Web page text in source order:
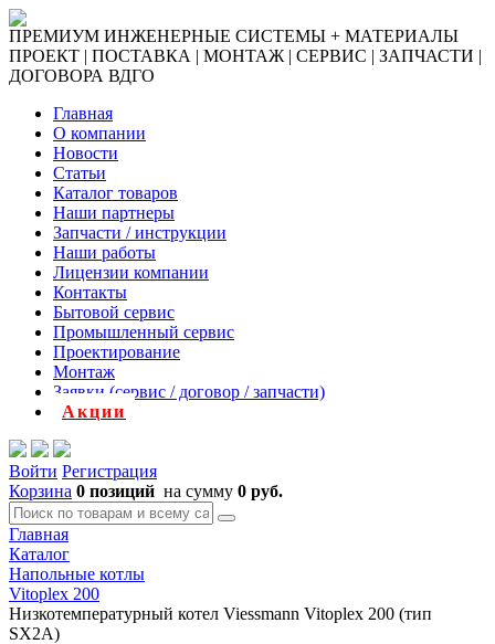
ПРЕМИУМ ИНЖЕНЕРНЫЕ СИСТЕМЫ + МАТЕРИАЛЫ
ПРОЕКТ | ПОСТАВКА | МОНТАЖ | СЕРВИС | ЗАПЧАСТИ |
ДОГОВОРА ВДГО
Главная
О компании
Новости
Статьи
Каталог товаров
Наши партнеры
Запчасти / инструкции
Наши работы
Лицензии компании
Контакты
Бытовой сервис
Промышленный сервис
Проектирование
Монтаж
Заявки (сервис / договор / запчасти)
Акции
Войти Регистрация
Корзина 0 позиций на сумму 0 руб.
Главная
Каталог
Напольные котлы
Vitoplex 200
Низкотемпературный котел Viessmann Vitoplex 200 (тип
SX2A)